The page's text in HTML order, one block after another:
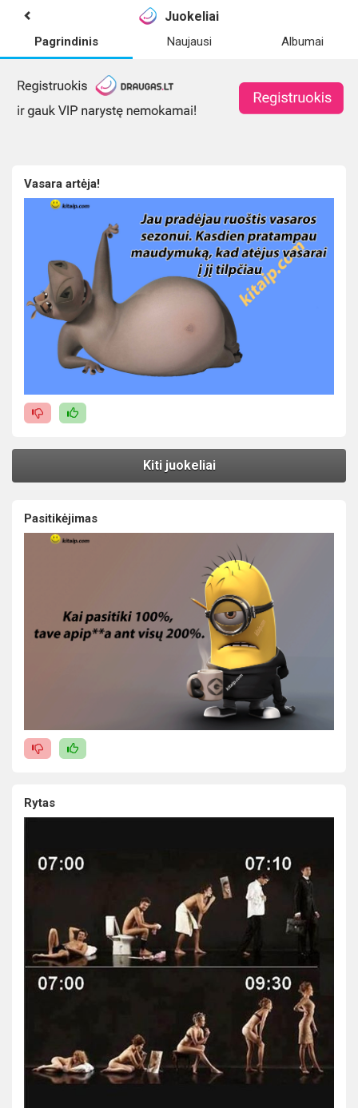
Juokeliai
Pagrindinis Naujausi Albumai
Vasara artėja!
Kiti juokeliai
Pasitikėjimas
Rytas